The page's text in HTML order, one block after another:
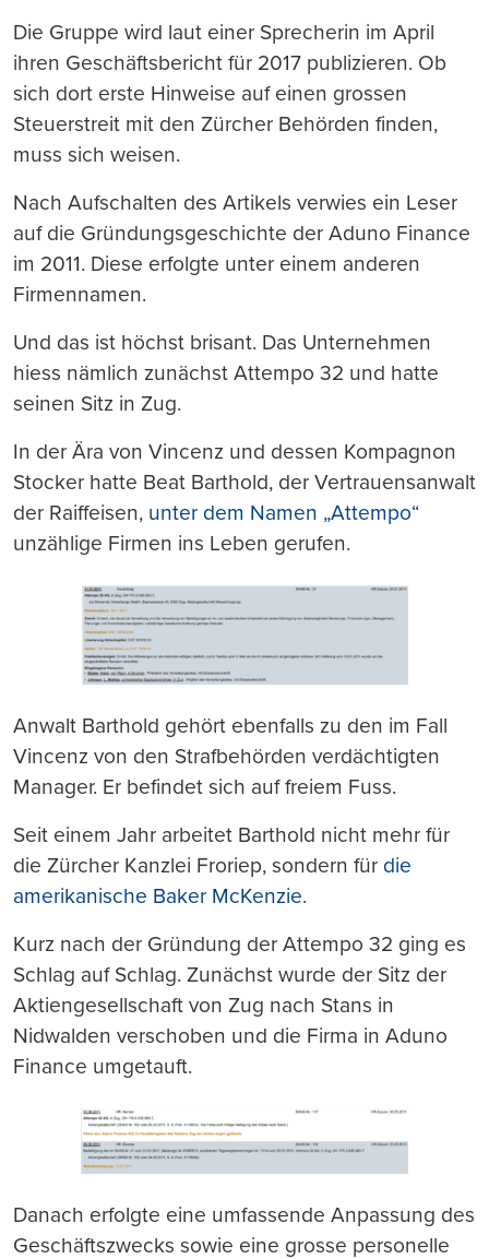
Die Gruppe wird laut einer Sprecherin im April
ihren Geschäftsbericht für 2017 publizieren. Ob
sich dort erste Hinweise auf einen grossen
Steuerstreit mit den Zürcher Behörden finden,
muss sich weisen.
Nach Aufschalten des Artikels verwies ein Leser
auf die Gründungsgeschichte der Aduno Finance
im 2011. Diese erfolgte unter einem anderen
Firmennamen.
Und das ist höchst brisant. Das Unternehmen
hiess nämlich zunächst Attempo 32 und hatte
seinen Sitz in Zug.
In der Ära von Vincenz und dessen Kompagnon
Stocker hatte Beat Barthold, der Vertrauensanwalt
der Raiffeisen, unter dem Namen „Attempo“
unzählige Firmen ins Leben gerufen.
Anwalt Barthold gehört ebenfalls zu den im Fall
Vincenz von den Strafbehörden verdächtigten
Manager. Er befindet sich auf freiem Fuss.
Seit einem Jahr arbeitet Barthold nicht mehr für
die Zürcher Kanzlei Froriep, sondern für die
amerikanische Baker McKenzie.
Kurz nach der Gründung der Attempo 32 ging es
Schlag auf Schlag. Zunächst wurde der Sitz der
Aktiengesellschaft von Zug nach Stans in
Nidwalden verschoben und die Firma in Aduno
Finance umgetauft.
Danach erfolgte eine umfassende Anpassung des
Geschäftszwecks sowie eine grosse personelle